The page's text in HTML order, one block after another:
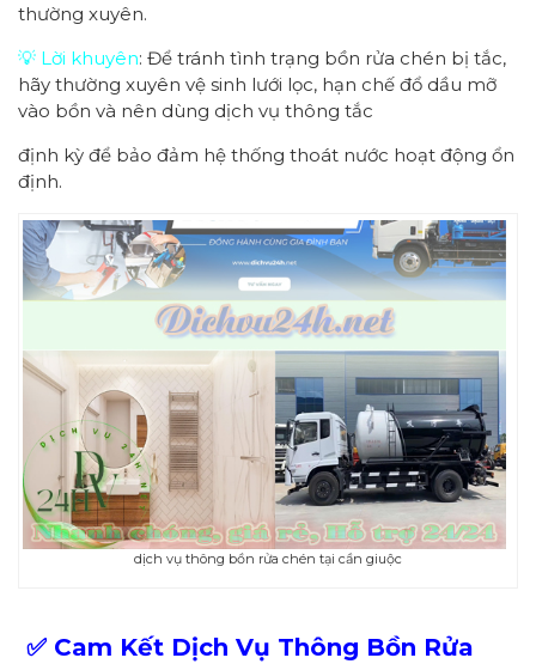
thường xuyên.
💡 Lời khuyên: Để tránh tình trạng bồn rửa chén bị tắc,
hãy thường xuyên vệ sinh lưới lọc, hạn chế đổ dầu mỡ
vào bồn và nên dùng dịch vụ thông tắc
định kỳ để bảo đảm hệ thống thoát nước hoạt động ổn
định.
dịch vụ thông bồn rửa chén tại cần giuộc
✅ Cam Kết Dịch Vụ Thông Bồn Rửa